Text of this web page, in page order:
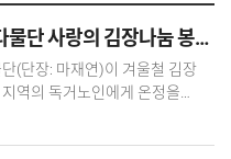
HD현대삼호 다물단 사랑의 김장나눔 봉사활동
(단장: 마재연)이 겨울철 김장
역의 독거노인에게 온정을